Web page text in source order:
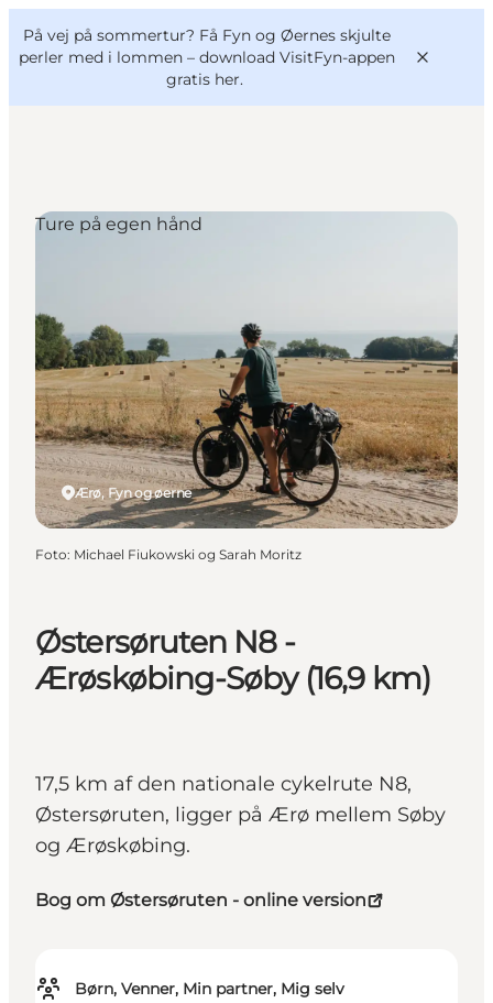
På vej på sommertur? Få Fyn og Øernes skjulte
perler med i lommen – download VisitFyn-appen
gratis her.
Oplevelser
Overnatning
Book lokale oplevelser
VisitFyn
Deutsch
Østersøruten N8 -
Ærøskøbing-Søby (16,9 km)
17,5 km af den nationale cykelrute N8,
Østersøruten, ligger på Ærø mellem Søby
og Ærøskøbing.
Bog om Østersøruten - online version
Børn, Venner, Min partner, Mig selv
Ærø, Fyn og øerne
Ture på egen hånd
Foto: Michael Fiukowski og Sarah Moritz